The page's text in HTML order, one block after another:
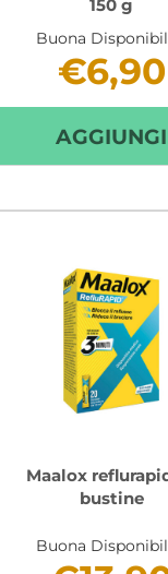
150 g
Buona
€6,90
AGGIUNGI
Maalox
bustine
Buona